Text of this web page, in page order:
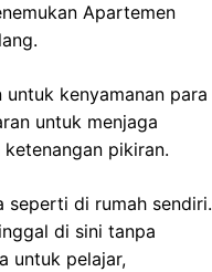
Apartemen
kenyamanan para
untuk menjaga
pikiran.
seperti di rumah sendiri.
di sini tanpa
untuk pelajar,